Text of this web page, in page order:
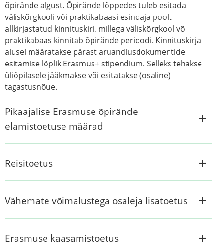
õpirände algust. Õpirände lõppedes tuleb esitada
väliskõrgkooli või praktikabaasi esindaja poolt
allkirjastatud kinnituskiri, millega väliskõrgkool või
praktikabaas kinnitab õpirände perioodi. Kinnituskirja
alusel määratakse pärast aruandlusdokumentide
esitamise lõplik Erasmus+ stipendium. Selleks tehakse
üliõpilasele jääkmakse või esitatakse (osaline)
tagastusnõue.
Pikaajalise Erasmuse õpirände
elamistoetuse määrad
Reisitoetus
Vähemate võimalustega osaleja lisatoetus
Erasmuse kaasamistoetus